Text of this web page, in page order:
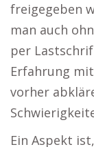
freigegeben
man auch
per
Erfahrung
vorher
Ein Aspekt